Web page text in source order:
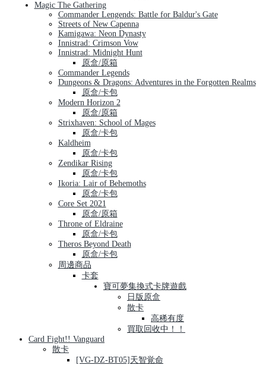
Magic The Gathering
Commander Lengends: Battle for Baldur's Gate
Streets of New Capenna
Kamigawa: Neon Dynasty
Innistrad: Crimson Vow
Innistrad: Midnight Hunt
原盒/原箱
Commander Legends
Dungeons & Dragons: Adventures in the Forgotten Realms
原盒/卡包
Modern Horizon 2
原盒/原箱
Strixhaven: School of Mages
原盒/卡包
Kaldheim
原盒/卡包
Zendikar Rising
原盒/卡包
Ikoria: Lair of Behemoths
原盒/卡包
Core Set 2021
原盒/原箱
Throne of Eldraine
原盒/卡包
Theros Beyond Death
原盒/卡包
周邊商品
卡套
寶可夢集換式卡牌遊戲
日版原盒
散卡
高稀有度
買取回收中！！
Card Fight!! Vanguard
散卡
[VG-DZ-BT05]天智覚命